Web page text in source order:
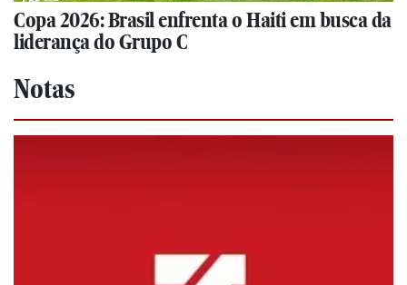
Copa 2026: Brasil enfrenta o Haiti em busca da
liderança do Grupo C
Notas